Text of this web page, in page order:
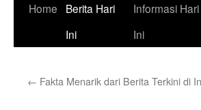
Home
Berita Hari
Ini
Informasi Hari
Ini
← Fakta Menarik dari Berita Terkini di